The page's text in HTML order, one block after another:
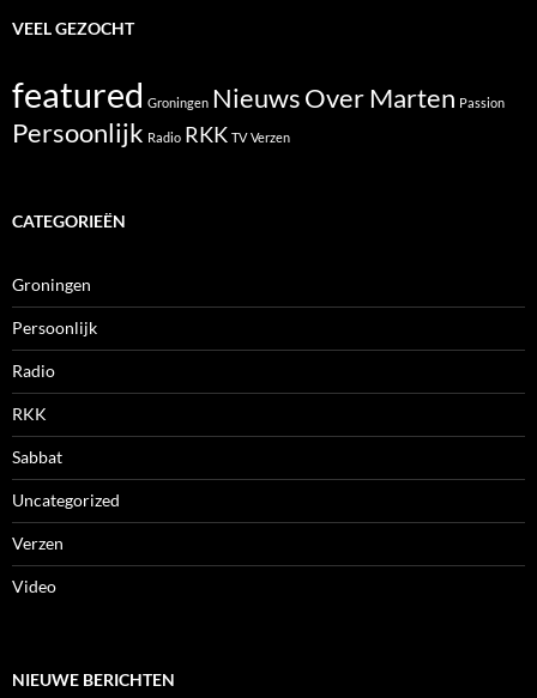
VEEL GEZOCHT
featured Groningen NieuwsOver Marten Passion
Persoonlijk Radio RKK TV Verzen
CATEGORIEËN
Groningen
Persoonlijk
Radio
RKK
Sabbat
Uncategorized
Verzen
Video
NIEUWE BERICHTEN